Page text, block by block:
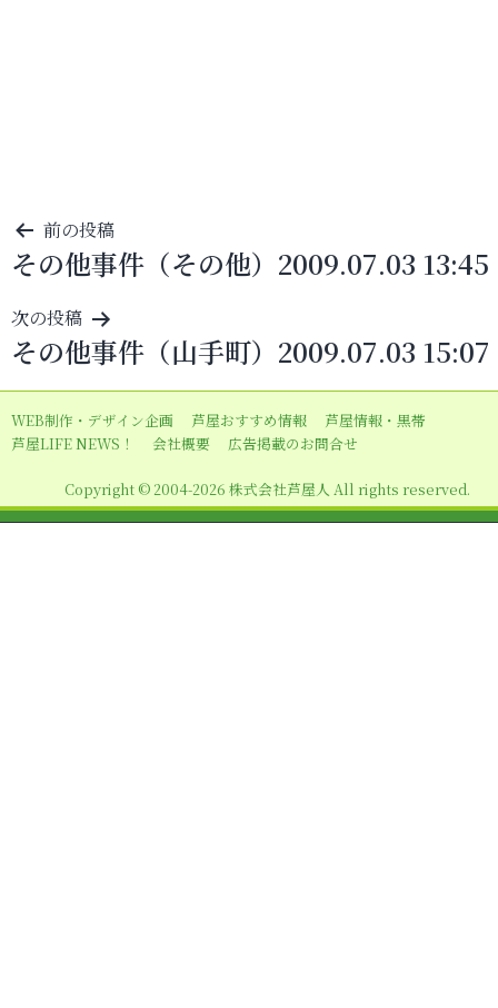
投
稿
ナ
ビ
ゲ
ー
シ
ン
前の投稿
その他事件（その他）2009.07.03 13:45
次の投稿
その他事件（山手町）2009.07.03 15:07
WEB制作・デザイン企画 芦屋おすすめ情報
芦屋情報・黒帯
芦屋LIFE NEWS！
会社概要 広告掲載のお問合せ
Copyright © 2004-2026 株式会社芦屋人 All rights reserved.